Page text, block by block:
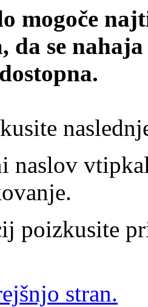
mogoče
da se
naslov
poizkusite
stran.